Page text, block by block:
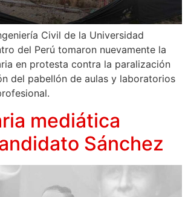
Civil de la Universidad
del Perú tomaron nuevamente la
en protesta contra la paralización
del pabellón de aulas y laboratorios
mediática
Sánchez